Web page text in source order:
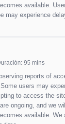
available.
may experience
95 mins
reports of
users may
to access the
ongoing, and we
available. We